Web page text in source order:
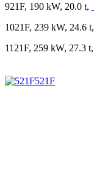
921F, 190 kW, 20.0 t,
1021F, 239 kW, 24.6 t,
1121F, 259 kW, 27.3 t,
521F